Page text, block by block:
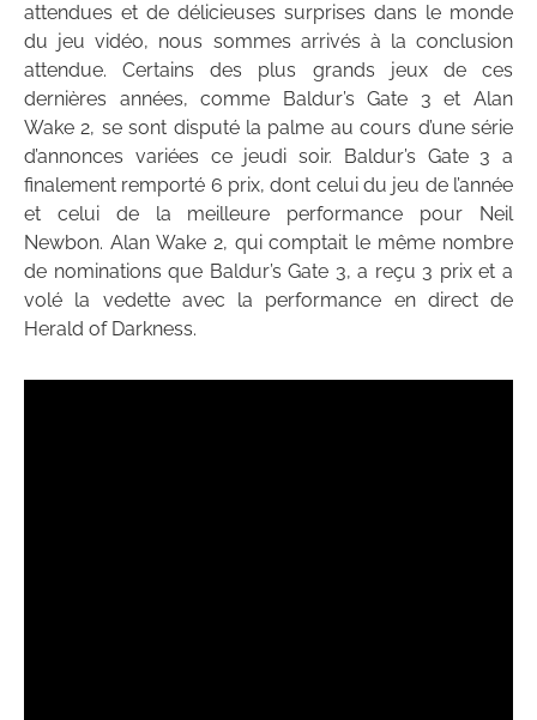
attendues et de délicieuses surprises dans le monde
du jeu vidéo, nous sommes arrivés à la conclusion
attendue. Certains des plus grands jeux de ces
dernières années, comme Baldur’s Gate 3 et Alan
Wake 2, se sont disputé la palme au cours d’une série
d’annonces variées ce jeudi soir. Baldur’s Gate 3 a
finalement remporté 6 prix, dont celui du jeu de l’année
et celui de la meilleure performance pour Neil
Newbon. Alan Wake 2, qui comptait le même nombre
de nominations que Baldur’s Gate 3, a reçu 3 prix et a
volé la vedette avec la performance en direct de
Herald of Darkness.